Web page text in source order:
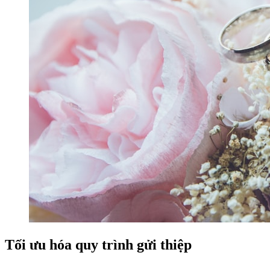
Tối ưu hóa quy trình gửi thiệp